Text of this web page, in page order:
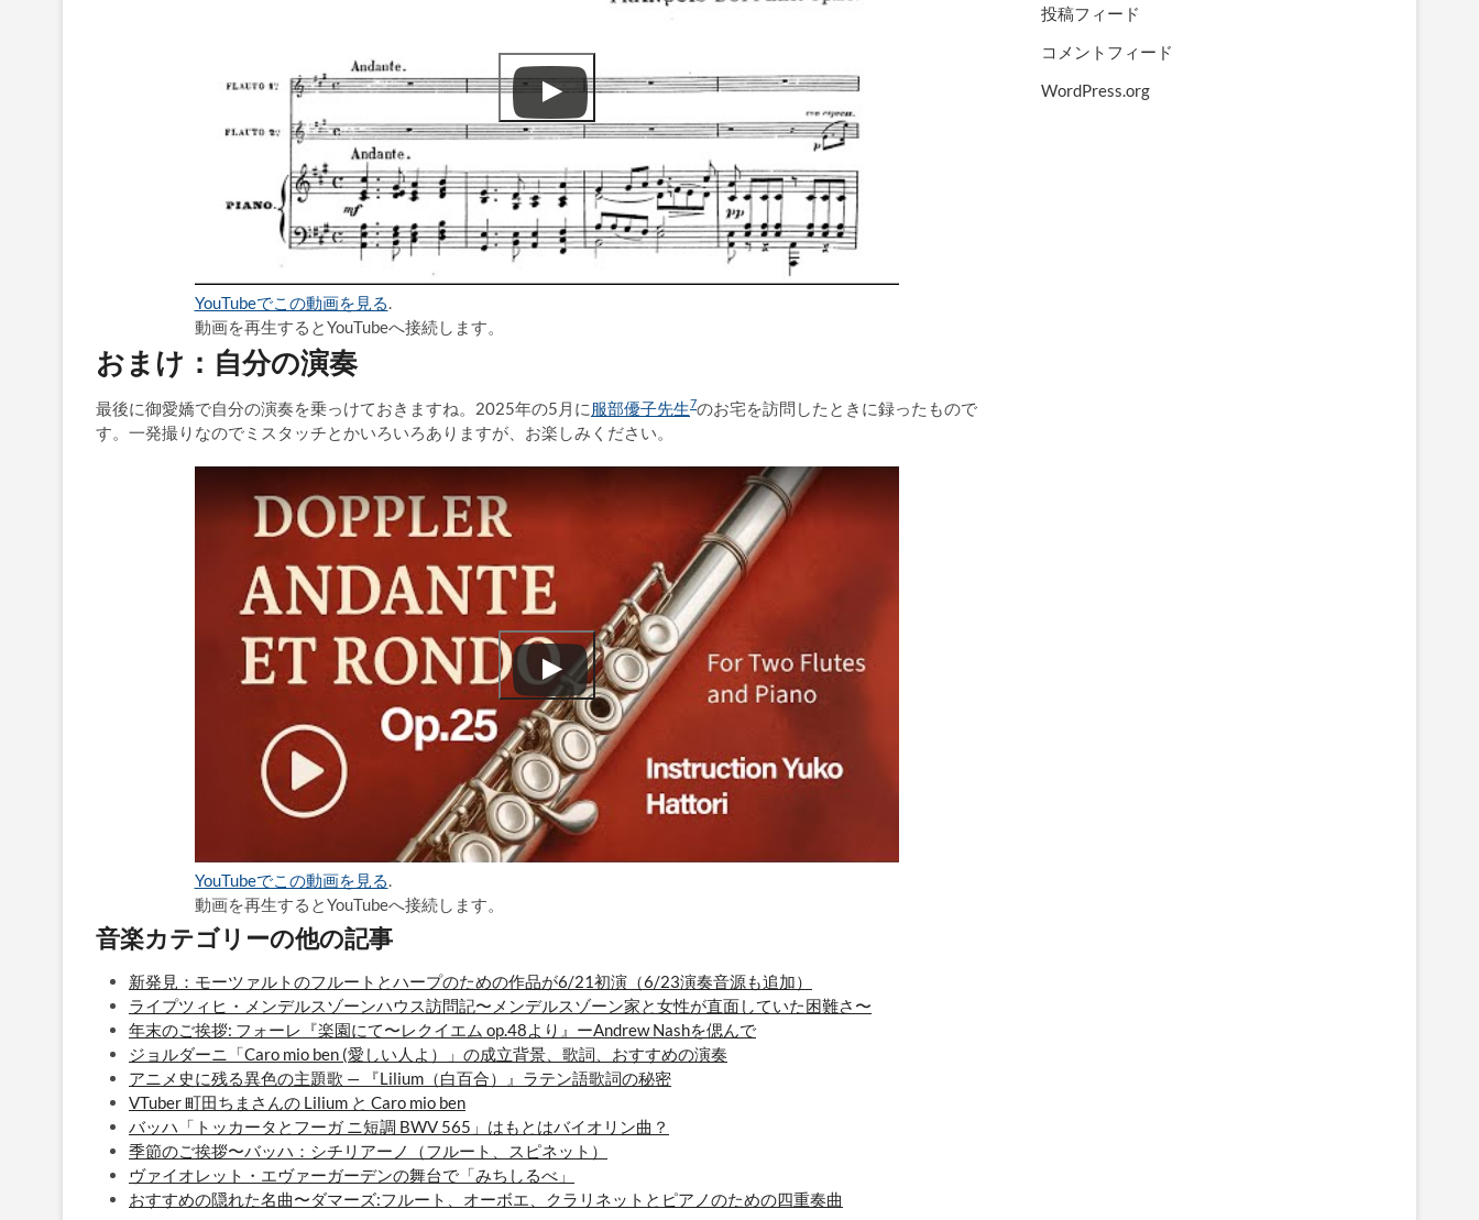
YouTubeでこの動画を見る.
動画を再生するとYouTubeへ接続します。
おまけ：自分の演奏
最後に御愛嬌で自分の演奏を乗っけておきますね。2025年の5月に 服部優子先生7のお宅を訪問したときに録ったもので
す。一発撮りなのでミスタッチとかいろいろありますが、お楽しみください。
YouTubeでこの動画を見る.
動画を再生するとYouTubeへ接続します。
音楽カテゴリーの他の記事
新発見：モーツァルトのフルートとハープのための作品が6/21初演（6/23演奏音源も追加）
ライプツィヒ・メンデルスゾーンハウス訪問記〜メンデルスゾーン家と女性が直面していた困難さ〜
年末のご挨拶: フォーレ『楽園にて〜レクイエム op.48より』ーAndrew Nashを偲んで
ジョルダーニ「Caro mio ben (愛しい人よ）」の成立背景、歌詞、おすすめの演奏
アニメ史に残る異色の主題歌 — 『Lilium（白百合）』ラテン語歌詞の秘密
VTuber 町田ちまさんの Lilium と Caro mio ben
バッハ「トッカータとフーガ ニ短調 BWV 565」はもとはバイオリン曲？
季節のご挨拶〜バッハ：シチリアーノ（フルート、スピネット）
ヴァイオレット・エヴァーガーデンの舞台で「みちしるべ」
おすすめの隠れた名曲〜ダマーズ:フルート、オーボエ、クラリネットとピアノのための四重奏曲
投稿フィード
コメントフィード
WordPress.org